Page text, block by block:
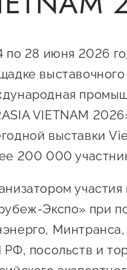
Поддержка
технологического
Поддержка
Финансовая
внешнего
давления
по 28 июня 2026
VIETNAM
выставки
200 000
Экспо» при
посольств и